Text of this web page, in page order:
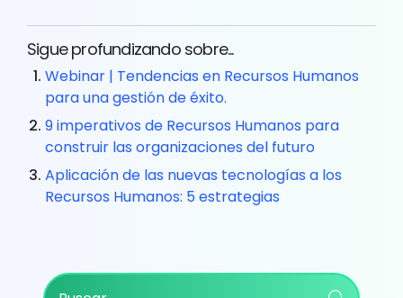
Sigue profundizando sobre...
Webinar | Tendencias en Recursos Humanos
para una gestión de éxito.
9 imperativos de Recursos Humanos para
construir las organizaciones del futuro
Aplicación de las nuevas tecnologías a los
Recursos Humanos: 5 estrategias
Primary